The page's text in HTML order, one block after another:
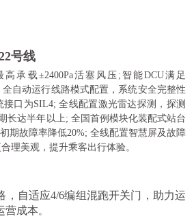
号线
承载±2400Pa活塞风压;智能DCU满足
全自动运行线路模式配置，系统安全完整性
口为SIL4; 全线配置激光雷达探测，探测
长达半年以上; 全国首例模块化装配式站台
期故障率降低20%; 全线配置智慧屏及故障
理美观，提升乘客出行体验。
，自适应4/6编组混跑开关门，助力运
营成本 。